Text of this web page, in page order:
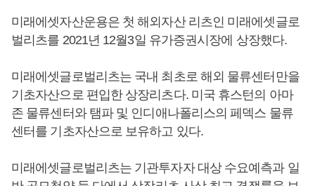
미래에셋자산운용은 첫 해외자산 리츠인 미래에셋글로
벌리츠를 2021년 12월3일 유가증권시장에 상장했다.
미래에셋글로벌리츠는 국내 최초로 해외 물류센터만을
기초자산으로 편입한 상장리츠다. 미국 휴스턴의 아마
존 물류센터와 탬파 및 인디애나폴리스의 페덱스 물류
센터를 기초자산으로 보유하고 있다.
미래에셋글로벌리츠는 기관투자자 대상 수요예측과 일